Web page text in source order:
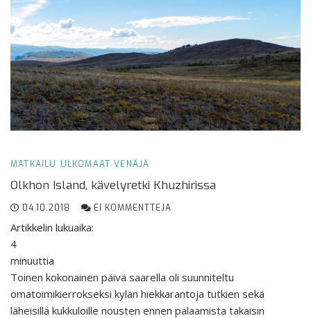
MATKAILU ULKOMAAT VENÄJÄ
Olkhon Island, kävelyretki Khuzhirissa
04.10.2018 EI KOMMENTTEJA
Artikkelin lukuaika:
4
minuuttia
Toinen kokonainen päivä saarella oli suunniteltu
omatoimikierrokseksi kylän hiekkarantoja tutkien sekä
läheisillä kukkuloille nousten ennen palaamista takaisin